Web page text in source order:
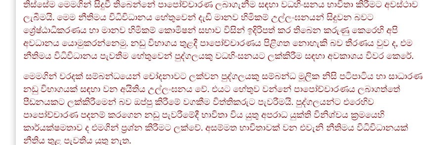
තිස්සේම මෙමගින් සිදුවී තිබෙන්නේ පාපෝච්චාරණ ලබාගැනීම සඳහා වධහිංසනය භාවිතා කිරීමට අවස්ථාව
ලැබීමයි. මෙම නීතිමය විධිවිධානය හේතුවෙන් දැඩි මානව හිමිකම් උල්ලංඝනයන් සිදුවන බවට
ශ්‍රේෂ්ඨාධිකරණය හා මානව හිමිකම් කොමිෂන් සභාව විසින් ඉදිරිපත් කර තිබෙන කරුණු කෙරෙහි අපි
අවධානය යොමුකරන්නෙමු. නඩු විභාගය තුළදී පාපෝච්චාරණය පිළිගත නොහැකි බව තීරණය වුව ද, එම
නීතිමය විධිවිධානය පැවතීම හේතුවෙන් පුද්ගලයකු වධහිංසනයට ලක්කිරීම සඳහා අවකාශය විවර කෙරේ.
මෙමගින් වරදක් සම්බන්ධයෙන් චෝදනාවට ලක්වන පුද්ගලයකු සම්බන්ධ මූලික නිසි පටිපාටිය හා සාධාරණ
නඩු විභාගයක් සඳහා වන අයිතිය උල්ලංඝනය වේ. එයට හේතුව වන්නේ පාපෝච්චාරණය ලබාගත්තේ
පීඩනයකට ලක්කිරීමෙන් බව ඔප්පු කිරීමේ වගකීම විත්තිකරුට පැවරීමයි. පුද්ගලයන්ට එරෙහිව
පාපෝච්චාරණ පදනම් කරගෙන නඩු පැවරීමේදී භාවිතා විය යුතු අපරාධ යුක්ති විනිශ්චය ක්‍රමයෙහි
කාර්යක්ෂමතාව ද එමගින් ප්‍රශ්න කිරීමට ලක්වේ. අසම්මත භාවිතාවක් වන එවැනි නීතිමය විධිවිධානයක්
නීතිය තුළ පැවතිය යුතු නැත.